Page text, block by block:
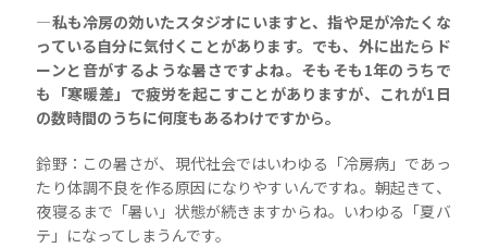
―私も冷房の効いたスタジオにいますと、指や足が冷たくな
っている自分に気付くことがあります。でも、外に出たらド
ーンと音がするような暑さですよね。そもそも1年のうちで
も「寒暖差」で疲労を起こすことがありますが、これが1日
の数時間のうちに何度もあるわけですから。
鈴野：この暑さが、現代社会ではいわゆる「冷房病」であっ
たり体調不良を作る原因になりやすいんですね。朝起きて、
夜寝るまで「暑い」状態が続きますからね。いわゆる「夏バ
テ」になってしまうんです。